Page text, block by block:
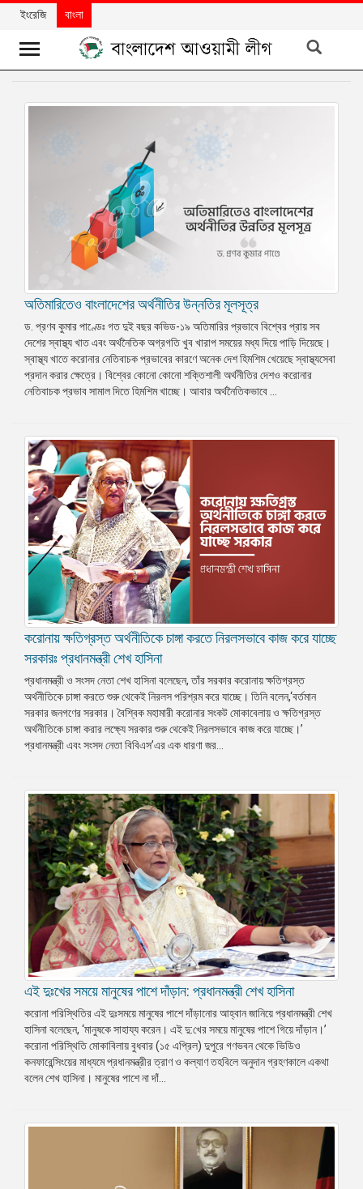
উন্নয়নের
নিউজলেটার
প্রেস
রিলিজ
গ্যালারি
বিএনপি-
জামায়াত
সহিংসতা
সংগঠন
নির্বাচনী
ইংরেজি বাংলা
অতিমারিতেও বাংলাদেশের অর্থনীতির উন্নতির মূলসূত্র
ড. প্রণব কুমার পাণ্ডেঃ গত দুই বছর কভিড-১৯ অতিমারির প্রভাবে বিশ্বের প্রায় সব
দেশের স্বাস্থ্য খাত এবং অর্থনৈতিক অগ্রগতি খুব খারাপ সময়ের মধ্য দিয়ে পাড়ি দিয়েছে।
স্বাস্থ্য খাতে করোনার নেতিবাচক প্রভাবের কারণে অনেক দেশ হিমশিম খেয়েছে স্বাস্থ্যসেবা
প্রদান করার ক্ষেত্রে। বিশ্বের কোনো কোনো শক্তিশালী অর্থনীতির দেশও করোনার
নেতিবাচক প্রভাব সামাল দিতে হিমশিম খাচ্ছে। আবার অর্থনৈতিকভাবে ...
করোনায় ক্ষতিগ্রস্ত অর্থনীতিকে চাঙ্গা করতে নিরলসভাবে কাজ করে যাচ্ছে
সরকারঃ প্রধানমন্ত্রী শেখ হাসিনা
প্রধানমন্ত্রী ও সংসদ নেতা শেখ হাসিনা বলেছেন, তাঁর সরকার করোনায় ক্ষতিগ্রস্ত
অর্থনীতিকে চাঙ্গা করতে শুরু থেকেই নিরলস পরিশ্রম করে যাচ্ছে। তিনি বলেন,‘বর্তমান
সরকার জনগণের সরকার। বৈশ্বিক মহামারী করোনার সংকট মোকাবেলায় ও ক্ষতিগ্রস্ত
অর্থনীতিকে চাঙ্গা করার লক্ষ্যে সরকার শুরু থেকেই নিরলসভাবে কাজ করে যাচ্ছে।’
প্রধানমন্ত্রী এবং সংসদ নেতা বিবিএস’এর এক ধারণা জর...
এই দুঃখের সময়ে মানুষের পাশে দাঁড়ান: প্রধানমন্ত্রী শেখ হাসিনা
করোনা পরিস্থিতির এই দুঃসময়ে মানুষের পাশে দাঁড়ানোর আহ্বান জানিয়ে প্রধানমন্ত্রী শেখ
হাসিনা বলেছেন, ‘মানুষকে সাহায্য করেন। এই দু:খের সময়ে মানুষের পাশে গিয়ে দাঁড়ান।’
করোনা পরিস্থিতি মোকাবিলায় বুধবার (১৫ এপ্রিল) দুপুরে গণভবন থেকে ভিডিও
কনফারেন্সিংয়ের মাধ্যমে প্রধানমন্ত্রীর ত্রাণ ও কল্যাণ তহবিলে অনুদান গ্রহণকালে একথা
বলেন শেখ হাসিনা। মানুষের পাশে না দাঁ...